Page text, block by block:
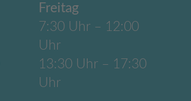
Freitag
7:30 Uhr – 12:00
Uhr
13:30 Uhr – 17:30
Uhr